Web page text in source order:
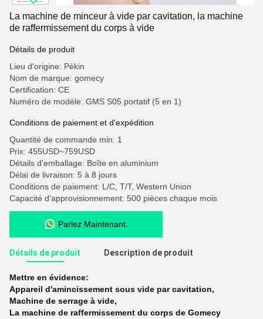
La machine de minceur à vide par cavitation, la machine
de raffermissement du corps à vide
Détails de produit
Lieu d'origine: Pékin
Nom de marque: gomecy
Certification: CE
Numéro de modèle: GMS S05 portatif (5 en 1)
Conditions de paiement et d'expédition
Quantité de commande min: 1
Prix: 455USD~759USD
Détails d'emballage: Boîte en aluminium
Délai de livraison: 5 à 8 jours
Conditions de paiement: L/C, T/T, Western Union
Capacité d'approvisionnement: 500 pièces chaque mois
Parlez Maintenant.
Détails de produit Description de produit
Mettre en évidence:
Appareil d'amincissement sous vide par cavitation,
Machine de serrage à vide,
La machine de raffermissement du corps de Gomecy